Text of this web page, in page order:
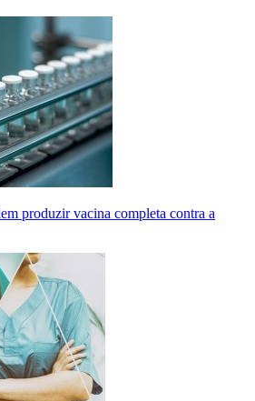
produzir vacina completa contra a